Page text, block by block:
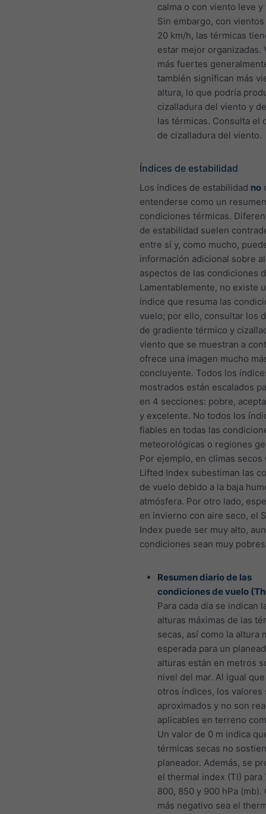
calma o con viento leve y
Sin embargo, con vientos
20 km/h, las térmicas
estar mejor organizadas.
más fuertes
también significan más
altura, lo que podría
cizalladura del viento y
las térmicas. Consulta el
de cizalladura del viento.
Índices de estabilidad
Los índices de estabilidad no
entenderse como un
condiciones térmicas.
de estabilidad suelen
entre sí y, como mucho,
información adicional sobre
aspectos de las condiciones
Lamentablemente, no existe
índice que resuma las
vuelo; por ello, consultar los
de gradiente térmico y
viento que se muestran a
ofrece una imagen mucho
concluyente. Todos los
mostrados están escalados
en 4 secciones: pobre,
y excelente. No todos los
fiables en todas las
meteorológicas o regiones
Por ejemplo, en climas secos
Lifted Index subestiman las
de vuelo debido a la baja
atmósfera. Por otro lado,
en invierno con aire seco, el
Index puede ser muy alto,
condiciones sean muy
Resumen diario de las
condiciones de vuelo
Para cada día se indican
alturas máximas de las
secas, así como la altura
esperada para un
alturas están en metros
nivel del mar. Al igual
otros índices, los valores
aproximados y no son
aplicables en terreno
Un valor de 0 m indica
térmicas secas no
planeador. Además, se
el thermal index (TI) para
800, 850 y 900 hPa (mb).
más negativo sea el